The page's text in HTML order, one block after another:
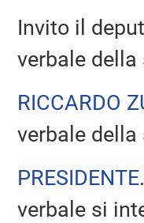
Invito il
verbale della
RICCARDO
verbale
PRESIDENTE
verbale si